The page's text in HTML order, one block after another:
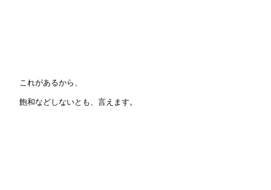
これがあるから、
飽和などしないとも、言えます。